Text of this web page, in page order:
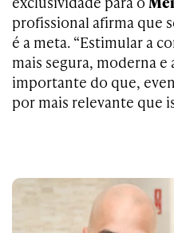
profissional afirma que
é a meta. “Estimular a
mais segura, moderna e
importante do que,
por mais relevante que